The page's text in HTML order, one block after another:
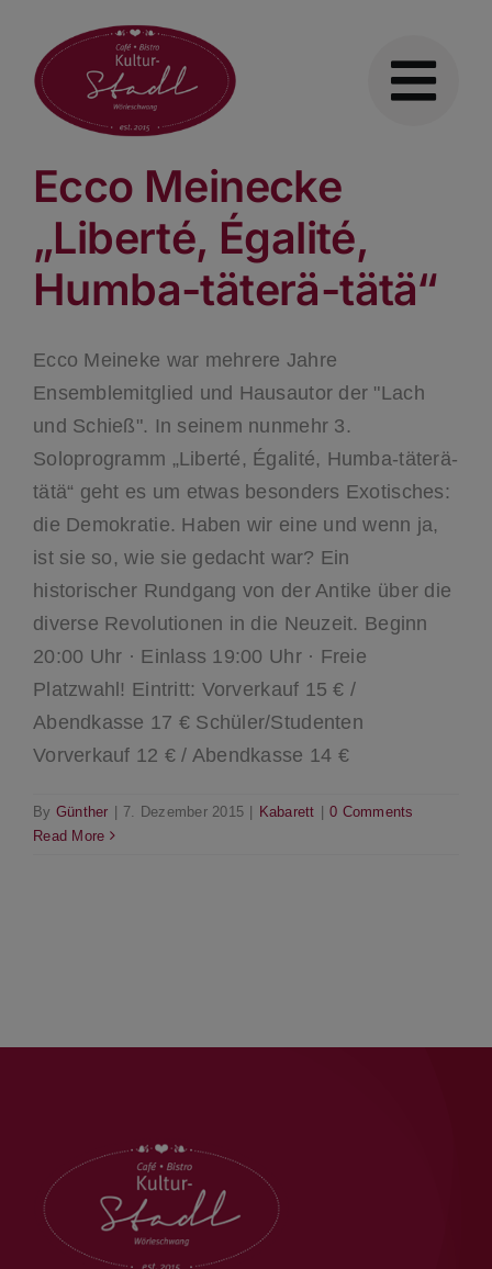
content
Ecco Meinecke
„Liberté, Égalité,
Humba-täterä-tätä“
Ecco Meineke war mehrere Jahre
Ensemblemitglied und Hausautor der "Lach
und Schieß". In seinem nunmehr 3.
Soloprogramm „Liberté, Égalité, Humba-täterä-
tätä“ geht es um etwas besonders Exotisches:
die Demokratie. Haben wir eine und wenn ja,
ist sie so, wie sie gedacht war? Ein
historischer Rundgang von der Antike über die
diverse Revolutionen in die Neuzeit. Beginn
20:00 Uhr · Einlass 19:00 Uhr · Freie
Platzwahl! Eintritt: Vorverkauf 15 € /
Abendkasse 17 € Schüler/Studenten
Vorverkauf 12 € / Abendkasse 14 €
By Günther 7. Dezember 2015 Kabarett
0 Comments
Read More